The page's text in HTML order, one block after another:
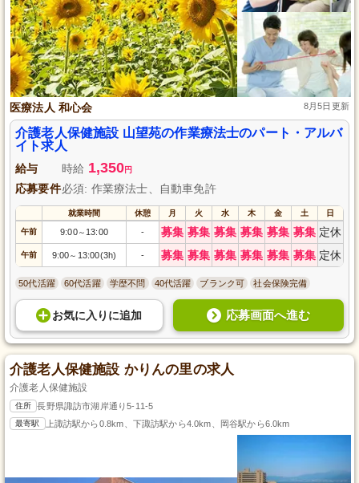
医療法人 和心会 8月5日更新
介護老人保健施設 山望苑の作業療法士のパート・アルバ
イト求人
給与 時給 1,350円
応募要件必須: 作業療法士、自動車免許
就業時間 休憩 月 火 水 木 金 土 日
午前 9:00～ 13:00 - 募集 募集 募集 募集 募集 募集 定休
午前 9:00～ 13:00(3h) - 募集 募集 募集 募集 募集 募集 定休
50代活躍 60代活躍 学歴不問 40代活躍 ブランク可 社会保険完備
お気に入り に追加 応募画面へ進む
介護老人保健施設 かりんの里の求人
介護老人保健施設
住所 長野県諏訪市湖岸通り5-11-5
最寄駅 上諏訪駅から0.8km、下諏訪駅から4.0km、岡谷駅から6.0km